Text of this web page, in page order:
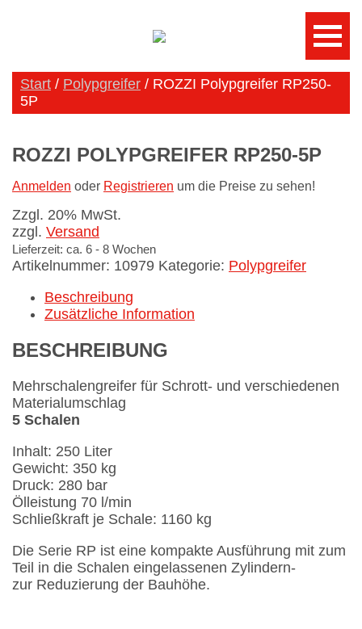
Start / Polypgreifer / ROZZI Polypgreifer RP250-
5P
ROZZI POLYPGREIFER RP250-5P
Anmelden oder Registrieren um die Preise zu sehen!
Zzgl. 20% MwSt.
zzgl. Versand
Lieferzeit: ca. 6 - 8 Wochen
Artikelnummer: 10979 Kategorie: Polypgreifer
Beschreibung
Zusätzliche Information
BESCHREIBUNG
Mehrschalengreifer für Schrott- und verschiedenen
Materialumschlag
5 Schalen
Inhalt: 250 Liter
Gewicht: 350 kg
Druck: 280 bar
Ölleistung 70 l/min
Schließkraft je Schale: 1160 kg
Die Serie RP ist eine kompakte Ausführung mit zum
Teil in die Schalen eingelassenen Zylindern-
zur Reduzierung der Bauhöhe.